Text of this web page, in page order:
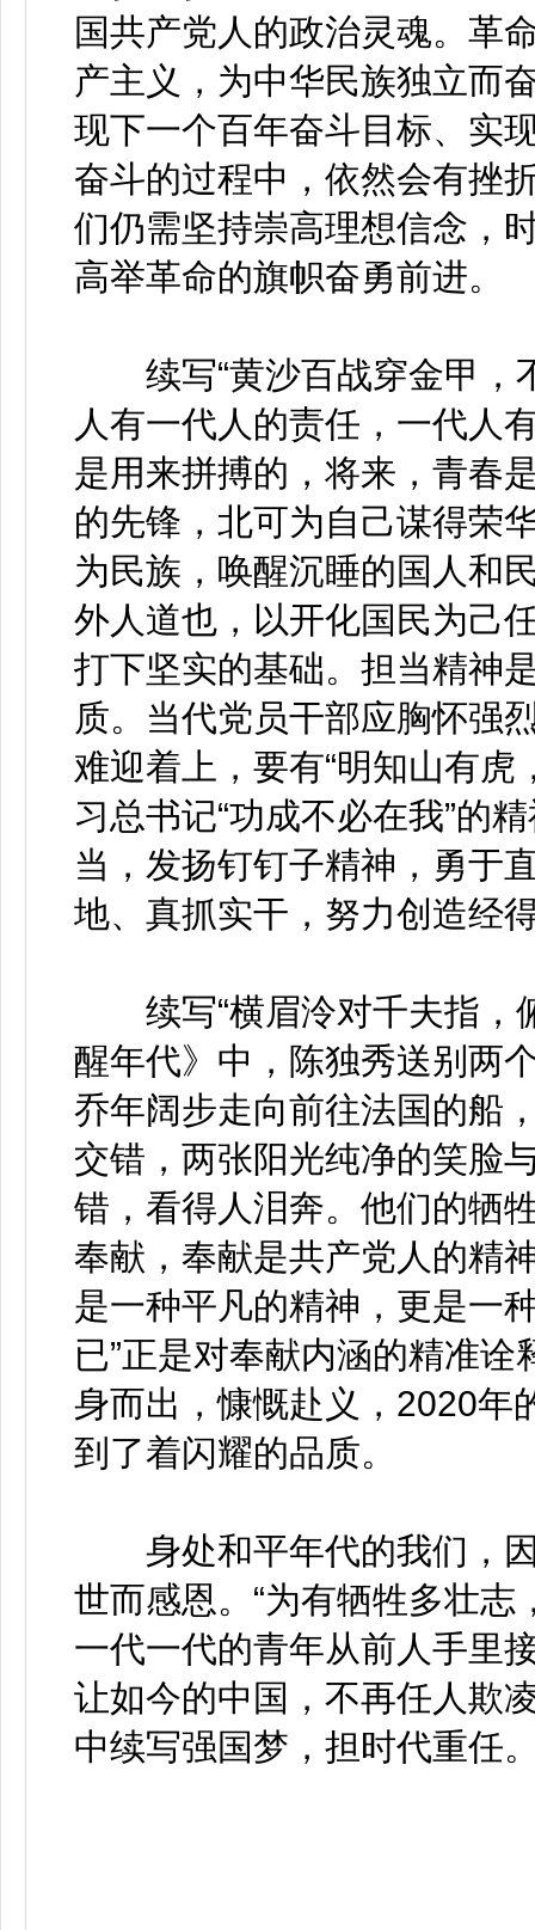
国共产党人的政治灵魂。革
产主义，为中华民族独立而
现下一个百年奋斗目标、实
奋斗的过程中，依然会有挫
们仍需坚持崇高理想信念，
高举革命的旗帜奋勇前进。
续写“黄沙百战穿金甲，
人有一代人的责任，一代人
是用来拼搏的，将来，青春
的先锋，北可为自己谋得荣
为民族，唤醒沉睡的国人和
外人道也，以开化国民为己
打下坚实的基础。担当精神
质。当代党员干部应胸怀强
难迎着上，要有“明知山有
习总书记“功成不必在我”的
当，发扬钉钉子精神，勇于
地、真抓实干，努力创造经
续写“横眉泠对千夫指，
醒年代》中，陈独秀送别两
乔年阔步走向前往法国的船
交错，两张阳光纯净的笑脸
错，看得人泪奔。他们的牺
奉献，奉献是共产党人的精
是一种平凡的精神，更是一
已”正是对奉献内涵的精准
身而出，慷慨赴义，2020年
到了着闪耀的品质。
身处和平年代的我们，因
世而感恩。“为有牺牲多壮志
一代一代的青年从前人手里
让如今的中国，不再任人欺
中续写强国梦，担时代重任